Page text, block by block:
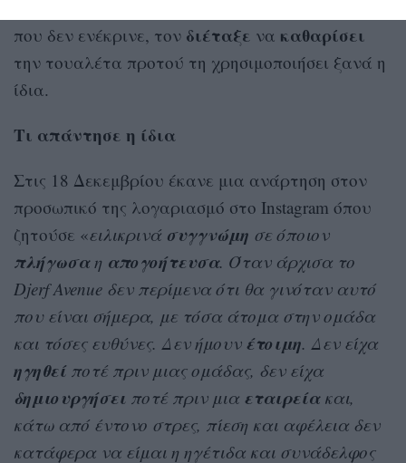
που δεν ενέκρινε, τον διέταξε να καθαρίσει
την τουαλέτα προτού τη χρησιμοποιήσει ξανά η
ίδια.
Τι απάντησε η ίδια
Στις 18 Δεκεμβρίου έκανε μια ανάρτηση στον
προσωπικό της λογαριασμό στο Instagram όπου
ζητούσε «ειλικρινά συγγνώμη σε όποιον
πλήγωσαη απογοήτευσα. Όταν άρχισα το
Djerf Avenue δεν περίμενα ότι θα γινόταν αυτό
που είναι σήμερα, με τόσα άτομα στην ομάδα
και τόσες ευθύνες. Δεν ήμουν έτοιμη. Δεν είχα
ηγηθεί ποτέ πριν μιας ομάδας, δεν είχα
δημιουργήσει ποτέ πριν μια εταιρείακαι,
κάτω από έντονο στρες, πίεση και αφέλεια δεν
κατάφερα να είμαι η ηγέτιδα και συνάδελφος